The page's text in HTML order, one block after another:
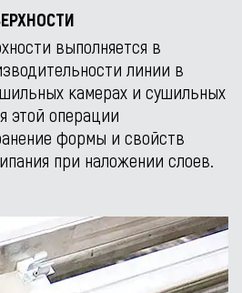
выполняется в
линии в
камерах и сушильных
этой операции
формы и свойств
при наложении слоев.